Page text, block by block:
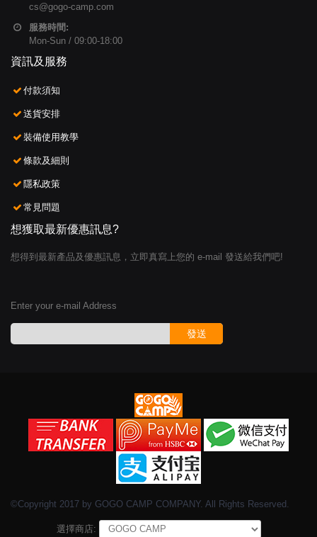
cs@gogo-camp.com
服務時間:
Mon-Sun / 09:00-18:00
資訊及服務
付款須知
送貨安排
裝備使用教學
條款及細則
隱私政策
常見問題
想獲取最新優惠訊息?
想得到最新產品及優惠訊息，立即真寫上您的 e-mail 發送給我們吧!
Enter your e-mail Address
發送
©Copyright 2017 by GOGO CAMP COMPANY. All Rights Reserved.
選擇商店: